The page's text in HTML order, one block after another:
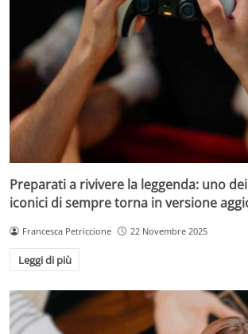
Preparati a rivivere la leggenda: uno
iconici di sempre torna in versione
Francesca Petriccione 22 Novembre 2025
Leggi di più